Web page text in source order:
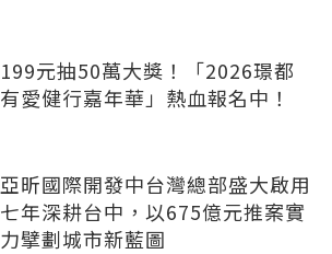
199元抽50萬大獎！「2026璟都
有愛健行嘉年華」熱血報名中！
亞昕國際開發中台灣總部盛大啟用
七年深耕台中，以675億元推案實
力擘劃城市新藍圖